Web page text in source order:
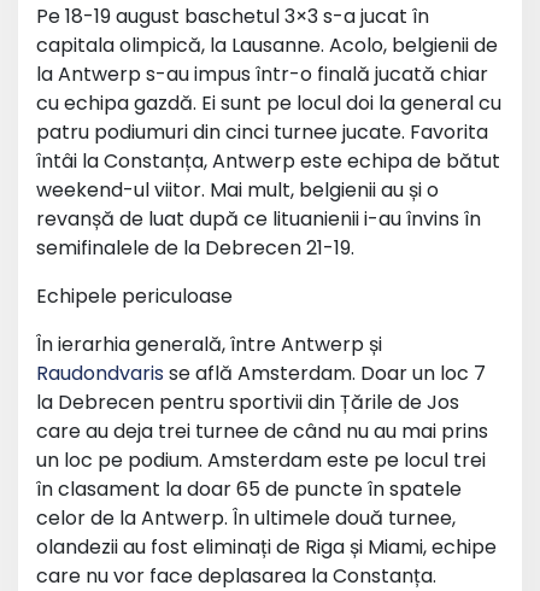
Pe 18-19 august baschetul 3×3 s-a jucat în
capitala olimpică, la Lausanne. Acolo, belgienii de
la Antwerp s-au impus într-o finală jucată chiar
cu echipa gazdă. Ei sunt pe locul doi la general cu
patru podiumuri din cinci turnee jucate. Favorita
întâi la Constanța, Antwerp este echipa de bătut
weekend-ul viitor. Mai mult, belgienii au și o
revanșă de luat după ce lituanienii i-au învins în
semifinalele de la Debrecen 21-19.
Echipele periculoase
În ierarhia generală, între Antwerp și
Raudondvarisse află Amsterdam. Doar un loc 7
la Debrecen pentru sportivii din Țările de Jos
care au deja trei turnee de când nu au mai prins
un loc pe podium. Amsterdam este pe locul trei
în clasament la doar 65 de puncte în spatele
celor de la Antwerp. În ultimele două turnee,
olandezii au fost eliminați de Riga și Miami, echipe
care nu vor face deplasarea la Constanța.